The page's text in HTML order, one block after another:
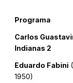
Programa
Carlos
Indianas 2
Eduardo Fabini
1950)